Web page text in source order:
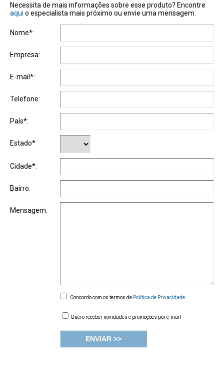
Necessita de mais informações sobre esse produto? Encontre
aqui o especialista mais próximo ou envie uma mensagem.
Nome*:
Empresa:
E-mail*:
Telefone:
País*:
Estado*
Cidade*:
Bairro:
Mensagem:
Concordo com os termos de Política de Privacidade
Quero receber novidades e promoções por e-mail